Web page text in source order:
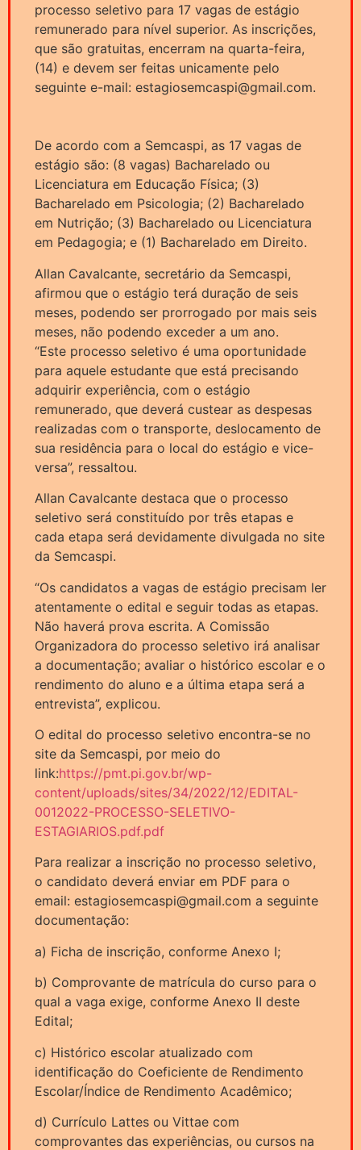
processo seletivo para 17 vagas de estágio
remunerado para nível superior. As inscrições,
que são gratuitas, encerram na quarta-feira,
(14) e devem ser feitas unicamente pelo
seguinte e-mail: estagiosemcaspi@gmail.com.
De acordo com a Semcaspi, as 17 vagas de
estágio são: (8 vagas) Bacharelado ou
Licenciatura em Educação Física; (3)
Bacharelado em Psicologia; (2) Bacharelado
em Nutrição; (3) Bacharelado ou Licenciatura
em Pedagogia; e (1) Bacharelado em Direito.
Allan Cavalcante, secretário da Semcaspi,
afirmou que o estágio terá duração de seis
meses, podendo ser prorrogado por mais seis
meses, não podendo exceder a um ano.
“Este processo seletivo é uma oportunidade
para aquele estudante que está precisando
adquirir experiência, com o estágio
remunerado, que deverá custear as despesas
realizadas com o transporte, deslocamento de
sua residência para o local do estágio e vice-
versa”, ressaltou.
Allan Cavalcante destaca que o processo
seletivo será constituído por três etapas e
cada etapa será devidamente divulgada no site
da Semcaspi.
“Os candidatos a vagas de estágio precisam ler
atentamente o edital e seguir todas as etapas.
Não haverá prova escrita. A Comissão
Organizadora do processo seletivo irá analisar
a documentação; avaliar o histórico escolar e o
rendimento do aluno e a última etapa será a
entrevista”, explicou.
O edital do processo seletivo encontra-se no
site da Semcaspi, por meio do
link:https://pmt.pi.gov.br/wp-
content/uploads/sites/34/2022/12/EDITAL-
0012022-PROCESSO-SELETIVO-
ESTAGIARIOS.pdf.pdf
Para realizar a inscrição no processo seletivo,
o candidato deverá enviar em PDF para o
email: estagiosemcaspi@gmail.com a seguinte
documentação:
a) Ficha de inscrição, conforme Anexo I;
b) Comprovante de matrícula do curso para o
qual a vaga exige, conforme Anexo II deste
Edital;
c) Histórico escolar atualizado com
identificação do Coeficiente de Rendimento
Escolar/Índice de Rendimento Acadêmico;
d) Currículo Lattes ou Vittae com
comprovantes das experiências, ou cursos na